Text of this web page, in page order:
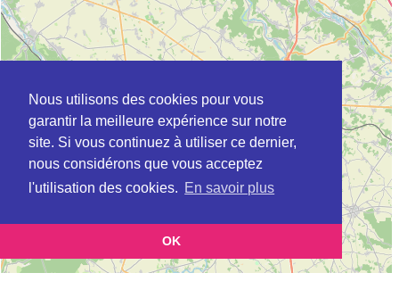
Nous utilisons des cookies pour vous
garantir la meilleure expérience sur notre
site. Si vous continuez à utiliser ce dernier,
nous considérons que vous acceptez
l'utilisation des cookies. En savoir plus
OK